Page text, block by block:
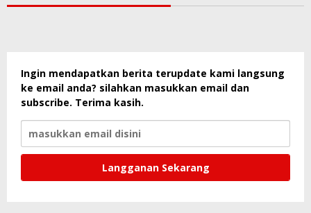
Ingin mendapatkan berita terupdate kami langsung
ke email anda? silahkan masukkan email dan
subscribe. Terima kasih.